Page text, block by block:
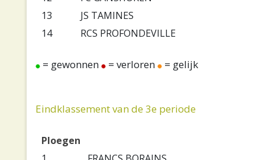
13
JS TAMINES
14
RCS PROFONDEVILLE
= gewonnen = verloren = gelijk
Eindklassement van de 3e periode
Ploegen